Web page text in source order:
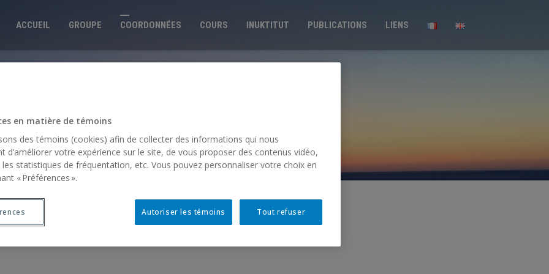
ACCUEIL GROUPE COORDONNÉES COURS INUKTITUT PUBLICATIONS LIENS
en matière de témoins
des témoins (cookies) afin de collecter des informations qui nous
d’améliorer votre expérience sur le site, de vous proposer des contenus vidéo,
les statistiques de fréquentation, etc. Vous pouvez personnaliser votre choix en
« Préférences ».
Tout refuser
Autoriser les témoins